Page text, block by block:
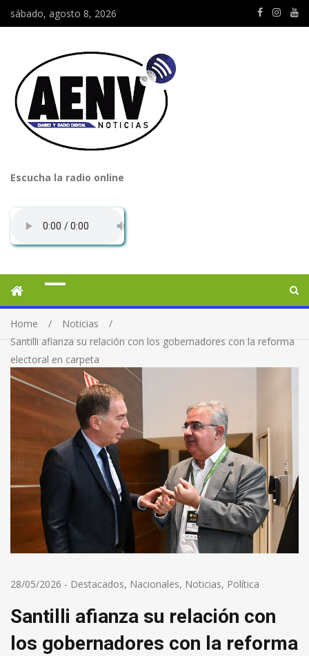
sábado, agosto 8, 2026
Escucha la radio online
Home
Noticias
Santilli afianza su relación con los gobernadores con la reforma
electoral en carpeta
28/05/2026 - Destacados, Nacionales, Noticias, Política
Santilli afianza su relación con
los gobernadores con la reforma